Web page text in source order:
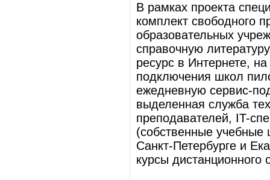
В рамках проекта
комплект свободного
образовательных
справочную
ресурс в Интернете,
подключения школ
ежедневную сервис-
выделенная служба
преподавателей, IT-
(собственные
Санкт-Петербурге и
курсы дистанционного